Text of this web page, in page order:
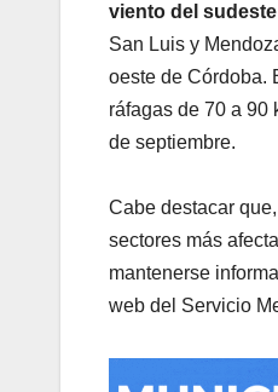
viento del
San Luis y
oeste de Córdoba.
ráfagas de 70 a 90
de septiembre.
Cabe destacar
sectores más
mantenerse
web del Servicio